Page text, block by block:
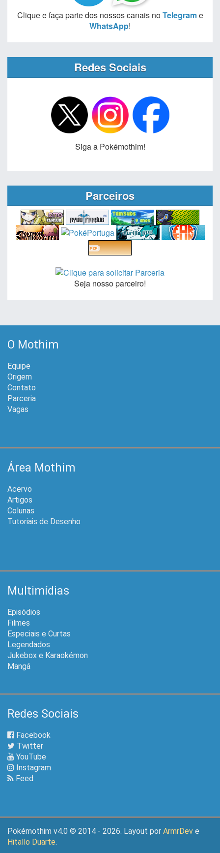
Clique e faça parte dos nossos canais noTelegrame
WhatsApp!
Redes Sociais
Siga a Pokémothim!
Parceiros
Seja nosso parceiro!
O Mothim
Equipe
Origem
Contato
Parceria
Vagas
Área Mothim
Acervo
Artigos
Colunas
Tutoriais de Desenho
Multimídias
Episódios
Filmes
Especiais e Curtas
Legendados
Jukebox e Karaokémon
Mangá
Redes Sociais
Facebook
Twitter
YouTube
Instagram
Feed
Pokémothim v4.0 © 2014 - 2026. Layout por ArmrDev e
Hitallo Duarte.